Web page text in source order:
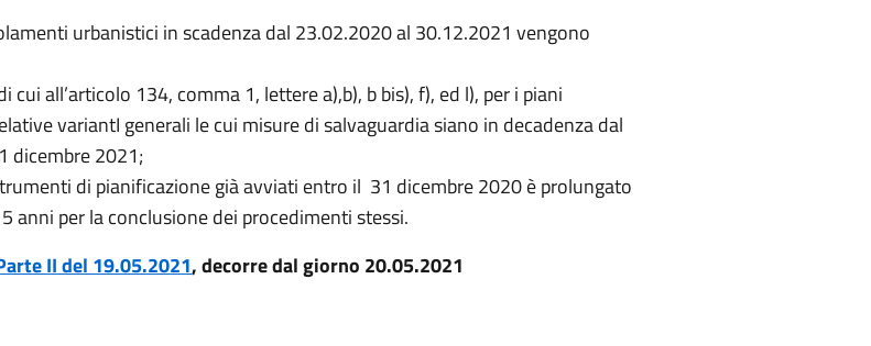
urbanistici in scadenza dal 23.02.2020 al 30.12.2021 vengono
all’articolo 134, comma 1, lettere a),b), b bis), f), ed l), per i piani
variantI generali le cui misure di salvaguardia siano in decadenza dal
dicembre 2021;
di pianificazione già avviati entro il 31 dicembre 2020 è prolungato
anni per la conclusione dei procedimenti stessi.
II del 19.05.2021, decorre dal giorno 20.05.2021